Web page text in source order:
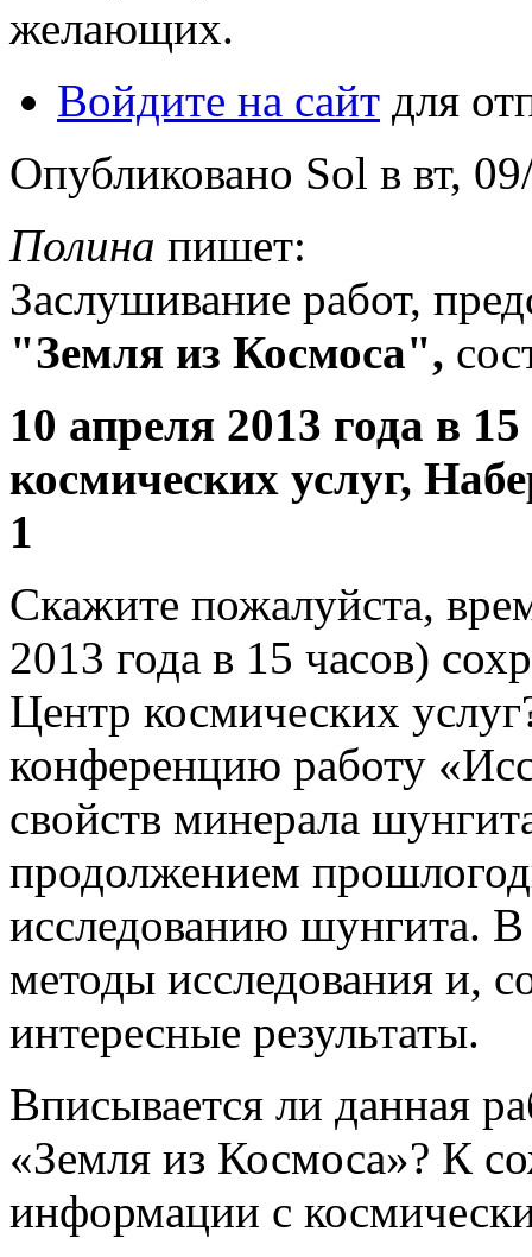
желающих.
Войдите на сайт для
Опубликовано Sol в вт,
Полина пишет:
Заслушивание работ,
"Земля из Космоса",
10 апреля 2013 года в
космических услуг,
1
Скажите пожалуйста,
2013 года в 15 часов)
Центр космических
конференцию работу
свойств минерала
продолжением
исследованию шунгита.
методы исследования и,
интересные результаты.
Вписывается ли данная
«Земля из Космоса»? К
информации с